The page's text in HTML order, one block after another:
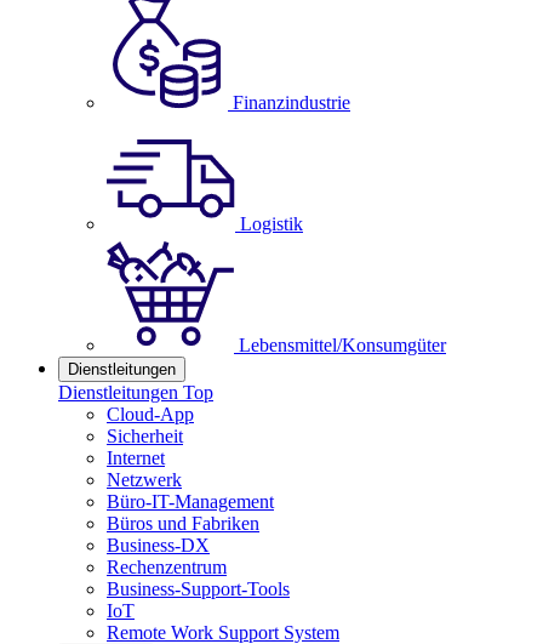
Finanzindustrie
Logistik
Lebensmittel/Konsumgüter
Dienstleitungen
Dienstleitungen Top
Cloud-App
Sicherheit
Internet
Netzwerk
Büro-IT-Management
Büros und Fabriken
Business-DX
Rechenzentrum
Business-Support-Tools
IoT
Remote Work Support System